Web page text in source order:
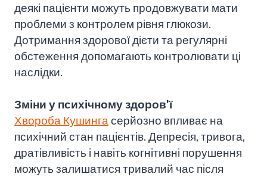
деякі пацієнти можуть продовжувати мати
проблеми з контролем рівня глюкози.
Дотримання здорової дієти та регулярні
обстеження допомагають контролювати ці
наслідки.
Зміни у психічному здоров'ї
Хвороба Кушинга серйозно впливає на
психічний стан пацієнтів. Депресія, тривога,
дратівливість і навіть когнітивні порушення
можуть залишатися тривалий час після